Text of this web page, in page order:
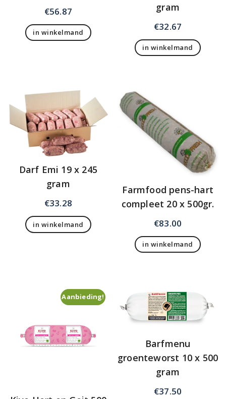
€56.87
in winkelmand
gram
€32.67
in winkelmand
Darf Emi 19 x 245
gram
€33.28
in winkelmand
Farmfood pens-hart
compleet 20 x 500gr.
€83.00
in winkelmand
Aanbieding!
Barfmenu
groenteworst 10 x 500
gram
€37.50